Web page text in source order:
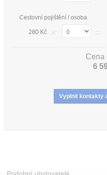
Cestovní pojištění / osoba
280 Kč
Cena
6
Podobní ubytovatelé